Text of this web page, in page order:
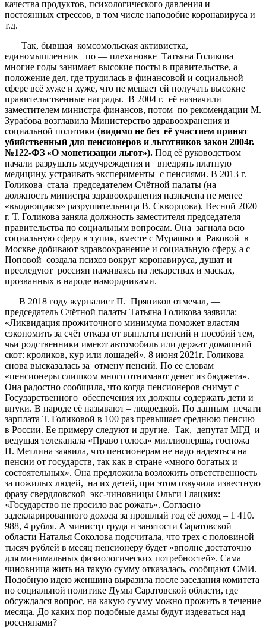
качества продуктов, психологического давления и
постоянных стрессов, в том числе наподобие коронавируса и
т.д.
Так, бывшая комсомольская активистка,
единомышленник по — плехановке Татьяна Голикова
многие годы занимает высокие посты в правительстве, а
положение дел, где трудилась в финансовой и социальной
сфере всё хуже и хуже, что не мешает ей получать высокие
правительственные награды. В 2004 г. её назначили
заместителем министра финансов, потом по рекомендации М.
Зурабова возглавила Министерство здравоохранения и
социальной политики (видимо не без её участием принят
убийственный для пенсионеров и льготников закон 2004г.
№122-ФЗ «О монетизации льгот»). Под её руководством
начали разрушать медучреждения и внедрять платную
медицину, устраивать эксперименты с пенсиями. В 2013 г.
Голикова стала председателем Счётной палаты (на
должность министра здравоохранения назначена не менее
«выдающаяся» разрушительница В. Скворцова). Весной 2020
г. Т. Голикова заняла должность заместителя председателя
правительства по социальным вопросам. Она загнала всю
социальную сферу в тупик, вместе с Мурашко и Раковой в
Москве добивают здравоохранение и социальную сферу, а с
Поповой создала психоз вокруг коронавируса, душат и
преследуют россиян наживаясь на лекарствах и масках,
прозванных в народе намордниками.
В 2018 году журналист П. Пряников отмечал, —
председатель Счётной палаты Татьяна Голикова заявила:
«Ликвидация прожиточного минимума поможет властям
сэкономить за счёт отказа от выплаты пенсий и пособий тем,
чьи родственники имеют автомобиль или держат домашний
скот: кроликов, кур или лошадей». 8 июня 2021г. Голикова
снова высказалась за отмену пенсий. По ее словам
«пенсионеры слишком много отнимают денег из бюджета».
Она радостно сообщила, что когда пенсионеров снимут с
Государственного обеспечения их должны содержать дети и
внуки. В народе её называют – людоедкой. По данным печати
зарплата Т. Голиковой в 100 раз превышает среднюю пенсию
в России. Ее примеру следуют и другие. Так, депутат МГД и
ведущая телеканала «Право голоса» миллионерша, госпожа
Н. Метлина заявила, что пенсионерам не надо надеяться на
пенсии от государств, так как в стране «много богатых и
состоятельных». Она предложила возложить ответственность
за пожилых людей, на их детей, при этом озвучила известную
фразу свердловской экс-чиновницы Ольги Глацких:
«Государство не просило вас рожать». Согласно
задекларированного дохода за прошлый год её доход – 1 410.
988, 4 рубля. А министр труда и занятости Саратовской
области Наталья Соколова подсчитала, что трех с половиной
тысяч рублей в месяц пенсионеру будет «вполне достаточно
для минимальных физиологических потребностей». Сама
чиновница жить на такую сумму отказалась, сообщают СМИ.
Подобную идею женщина выразила после заседания комитета
по социальной политике Думы Саратовской области, где
обсуждался вопрос, на какую сумму можно прожить в течение
месяца. До каких пор подобные дамы будут издеваться над
россиянами?